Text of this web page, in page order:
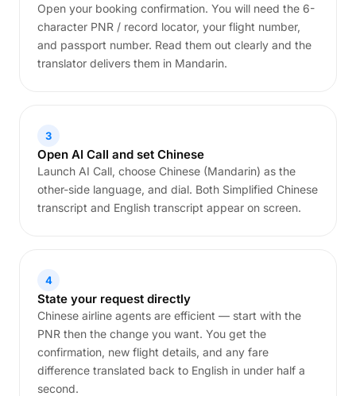
Open your booking confirmation. You will need the 6-
character PNR / record locator, your flight number,
and passport number. Read them out clearly and the
translator delivers them in Mandarin.
3
Open AI Call and set Chinese
Launch AI Call, choose Chinese (Mandarin) as the
other-side language, and dial. Both Simplified Chinese
transcript and English transcript appear on screen.
4
State your request directly
Chinese airline agents are efficient — start with the
PNR then the change you want. You get the
confirmation, new flight details, and any fare
difference translated back to English in under half a
second.